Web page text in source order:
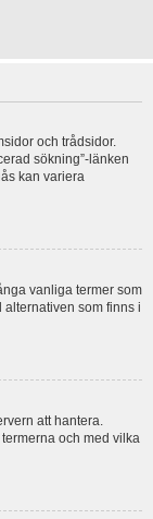
och trådsidor.
sökning”-länken
kan variera
vanliga termer som
som finns i
att hantera.
och med vilka